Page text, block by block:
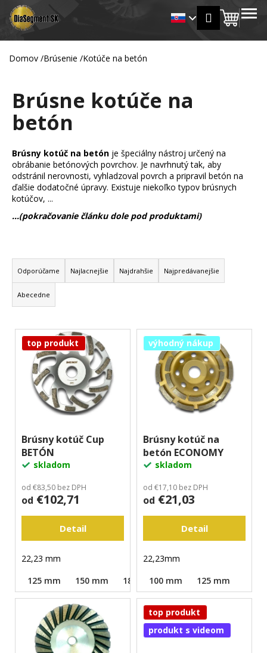
Prejsť
obsah
košík
MENU
Domov /Brúsenie /Kotúče na betón
Brúsne kotúče na
betón
Brúsny kotúč na betón je špeciálny nástroj určený na
obrábanie betónových povrchov. Je navrhnutý tak, aby
odstránil nerovnosti, vyhladzoval povrch a pripravil betón na
ďalšie dodatočné úpravy. Existuje niekoľko typov brúsnych
kotúčov, ...
...(pokračovanie článku dole pod produktami)
R
a
d
e
i
Odporúčame Najlacnejšie Najdrahšie Najpredávanejšie
Abecedne
V
top produkt
Brúsny kotúč Cup
BETÓN
skladom
od €83,50 bez DPH
od €102,71
Detail
22,23 mm
125 mm
150 mm 180 mm
výhodný nákup
Brúsny kotúč na
betón ECONOMY
skladom
od €17,10 bez DPH
od €21,03
Detail
22,23mm
100 mm
125 mm
top produkt
produkt s videom
š
Späť
Späť
Č
p
o
t
e
b
u
j
e
n
á
s
ť
Hľadať
m